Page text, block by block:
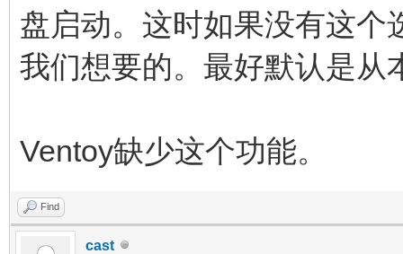
盘启动。这时如果没有这个
我们想要的。最好默认是从
Ventoy缺少这个功能。
Find
cast